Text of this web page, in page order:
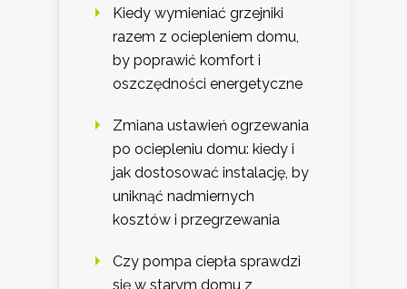
Kiedy wymieniać grzejniki
razem z ociepleniem domu,
by poprawić komfort i
oszczędności energetyczne
Zmiana ustawień ogrzewania
po ociepleniu domu: kiedy i
jak dostosować instalację, by
uniknąć nadmiernych
kosztów i przegrzewania
Czy pompa ciepła sprawdzi
się w starym domu z